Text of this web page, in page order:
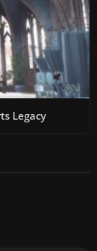
Legacy